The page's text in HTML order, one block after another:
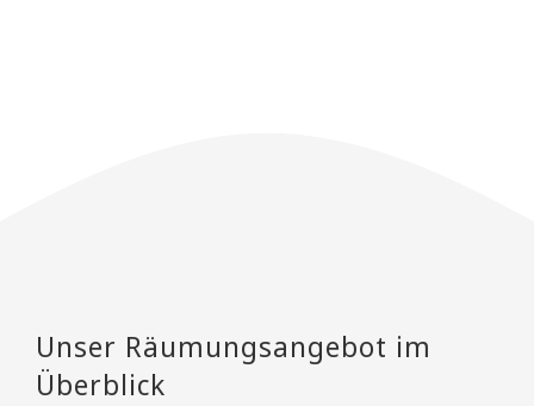
Unser Räumungsangebot im
Überblick